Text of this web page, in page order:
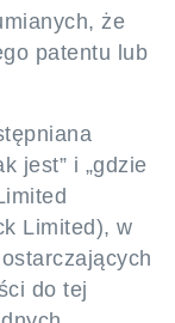
że
patentu lub
jest” i „gdzie
Limited), w
do tej